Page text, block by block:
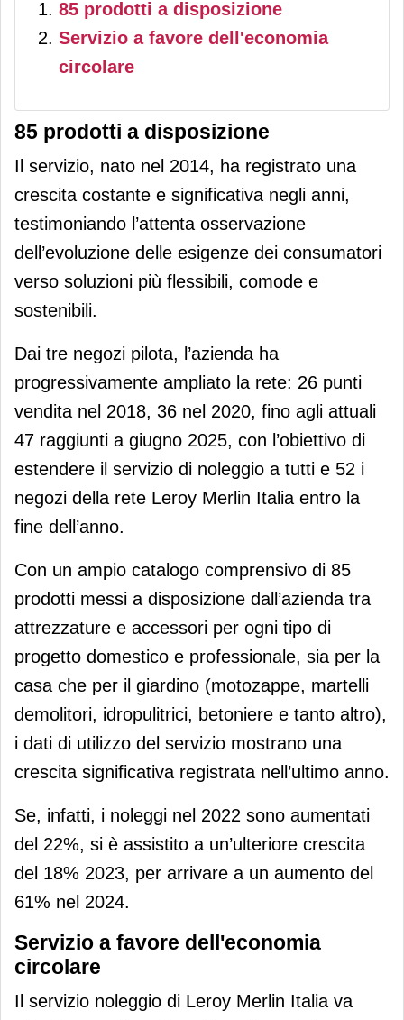
85 prodotti a disposizione
Servizio a favore dell'economia
circolare
85 prodotti a disposizione
Il servizio, nato nel 2014, ha registrato una
crescita costante e significativa negli anni,
testimoniando l’attenta osservazione
dell’evoluzione delle esigenze dei consumatori
verso soluzioni più flessibili, comode e
sostenibili.
Dai tre negozi pilota, l’azienda ha
progressivamente ampliato la rete: 26 punti
vendita nel 2018, 36 nel 2020, fino agli attuali
47 raggiunti a giugno 2025, con l’obiettivo di
estendere il servizio di noleggio a tutti e 52 i
negozi della rete Leroy Merlin Italia entro la
fine dell’anno.
Con un ampio catalogo comprensivo di 85
prodotti messi a disposizione dall’azienda tra
attrezzature e accessori per ogni tipo di
progetto domestico e professionale, sia per la
casa che per il giardino (motozappe, martelli
demolitori, idropulitrici, betoniere e tanto altro),
i dati di utilizzo del servizio mostrano una
crescita significativa registrata nell’ultimo anno.
Se, infatti, i noleggi nel 2022 sono aumentati
del 22%, si è assistito a un’ulteriore crescita
del 18% 2023, per arrivare a un aumento del
61% nel 2024.
Servizio a favore dell'economia
circolare
Il servizio noleggio di Leroy Merlin Italia va